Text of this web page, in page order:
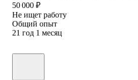
50 000 ₽
Не ищет работу
Общий опыт
21 год 1 месяц